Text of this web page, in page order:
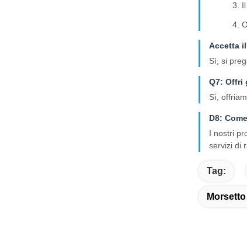
Accetta
Sì, si
Q7: Offri
Sì,
D8:
I nostri
servizi di
Tag: